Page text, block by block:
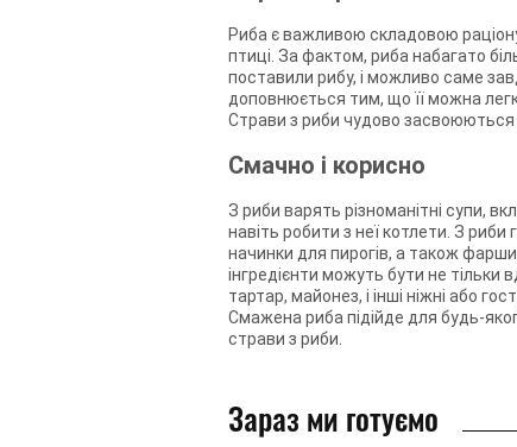
Риба є важливою складовою
птиці. За фактом, риба набагато
поставили рибу, і можливо саме
доповнюється тим, що її можна
Страви з риби чудово засвоюються
Смачно і корисно
З риби варять різноманітні супи,
навіть робити з неї котлети. З
начинки для пирогів, а також
інгредієнти можуть бути не
тартар, майонез, і інші ніжні або
Смажена риба підійде для будь-
страви з риби.
Зараз ми готуємо